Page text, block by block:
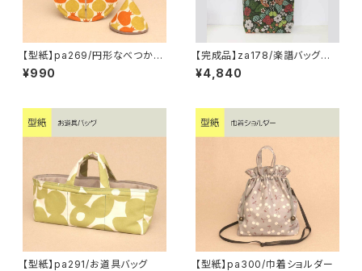
【型紙】pa269/円形なべつかみ
2種
¥990
【完成品】za178/楽譜バッグ
ボタニカルフラワー・グリーン
¥4,840
【型紙】pa291/お道具バッグ 【型紙】pa300/巾着ショルダー